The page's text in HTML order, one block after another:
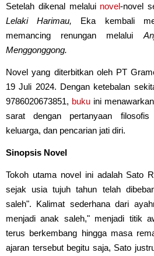
Setelah dikenal melalui novel-novel
Lelaki Harimau, Eka kembali
memancing renungan melalui
Menggonggong.
Novel yang diterbitkan oleh PT
19 Juli 2024. Dengan ketebalan
9786020673851, buku ini
sarat dengan pertanyaan
keluarga, dan pencarian jati diri.
Sinopsis Novel
Tokoh utama novel ini adalah Sato
sejak usia tujuh tahun telah
saleh". Kalimat sederhana dari
menjadi anak saleh," menjadi titik
terus berkembang hingga masa
ajaran tersebut begitu saja, Sato